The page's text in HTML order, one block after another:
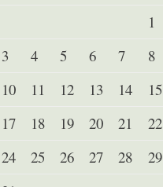
1
3
4 5 6 7 8
10
11 12 13 14 15
17
18 19 20 21 22
24
25 26 27 28 29